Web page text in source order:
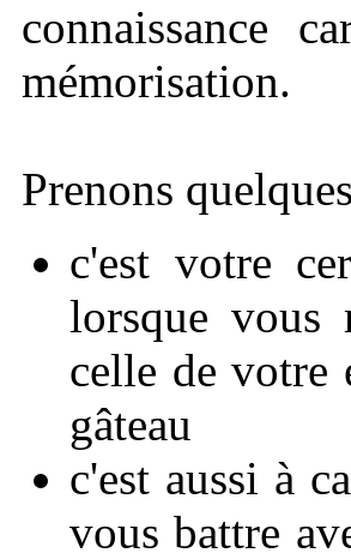
connaissance
mémorisation.
Prenons
c'est votre
lorsque vous
celle de votre
gâteau
c'est aussi à
vous battre